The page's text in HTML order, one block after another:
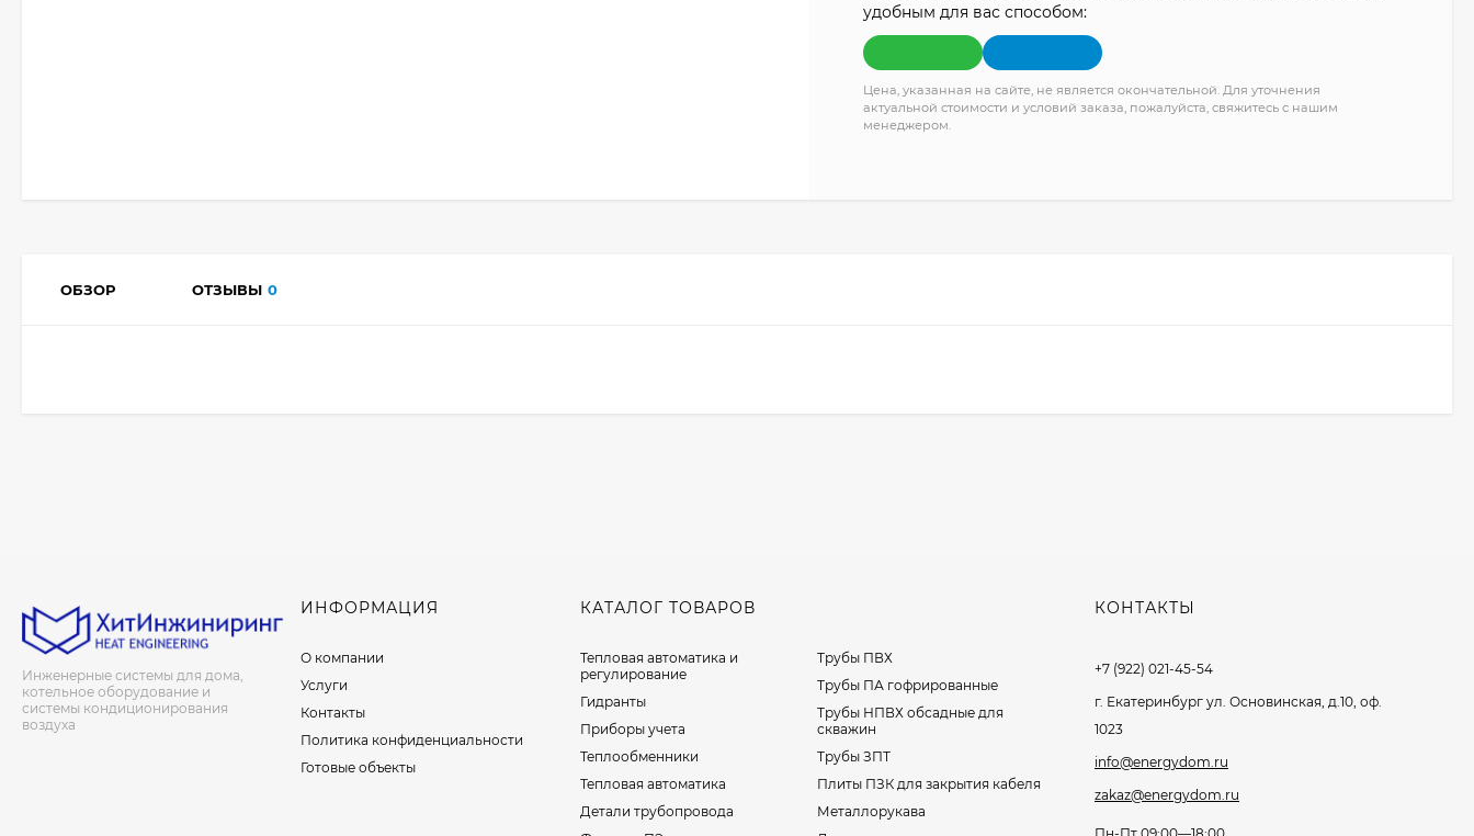
удобным для вас способом:
Цена, указанная на сайте, не является окончательной. Для уточнения
актуальной стоимости и условий заказа, пожалуйста, свяжитесь с нашим
менеджером.
ОБЗОР ОТЗЫВЫ 0
Инженерные системы для дома,
котельное оборудование и
системы кондиционирования
воздуха
ИНФОРМАЦИЯ
О компании
Услуги
Контакты
Политика конфиденциальности
Готовые объекты
КАТАЛОГ ТОВАРОВ
Тепловая автоматика и
регулирование
Гидранты
Приборы учета
Теплообменники
Тепловая автоматика
Детали трубопровода
Трубы ПВХ
Трубы ПА гофрированные
Трубы НПВХ обсадные для
скважин
Трубы ЗПТ
Плиты ПЗК для закрытия кабеля
Металлорукава
КОНТАКТЫ
+7 (922) 021-45-54
г. Екатеринбург ул. Основинская, д.10, оф.
1023
info@energydom.ru
zakaz@energydom.ru